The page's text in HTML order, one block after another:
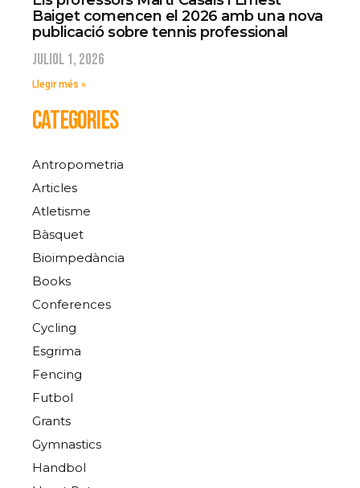
Baiget comencen el 2026 amb una nova
publicació sobre tennis professional
juliol 1, 2026
Llegir més »
CATEGORIES
Antropometria
Articles
Atletisme
Bàsquet
Bioimpedància
Books
Conferences
Cycling
Esgrima
Fencing
Futbol
Grants
Gymnastics
Handbol